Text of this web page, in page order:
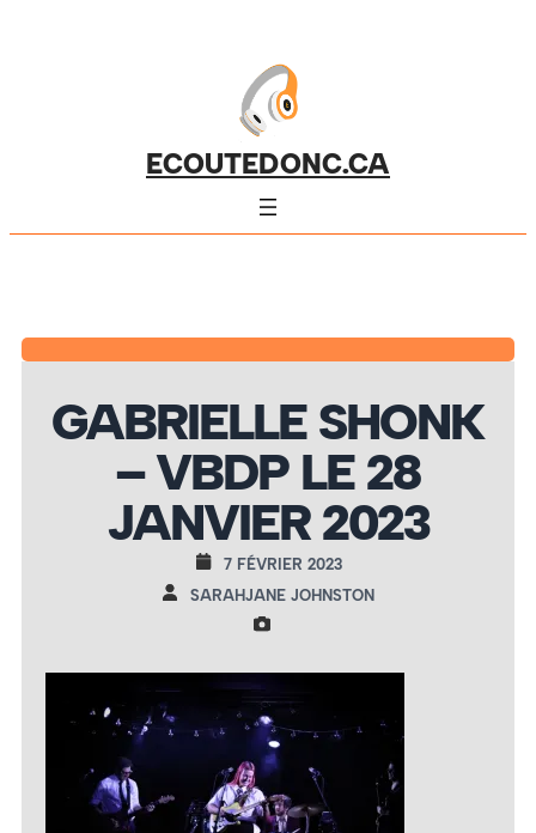
ECOUTEDONC.CA
GABRIELLE SHONK
– VBDP LE 28
JANVIER 2023
7 FÉVRIER 2023
SARAHJANE JOHNSTON